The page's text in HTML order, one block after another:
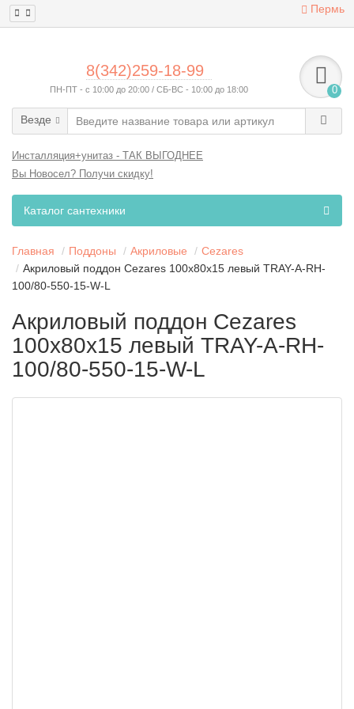
Пермь
ПН-ПТ - с 10:00 до 20:00 / СБ-ВС - 10:00 до 18:00
Инсталляция+унитаз - ТАК ВЫГОДНЕЕ
Вы Новосел? Получи скидку!
Каталог сантехники
Главная Поддоны Акриловые
Cezares
Акриловый поддон Cezares 100х80х15 левый TRAY-A-RH-
100/80-550-15-W-L
Акриловый поддон Cezares